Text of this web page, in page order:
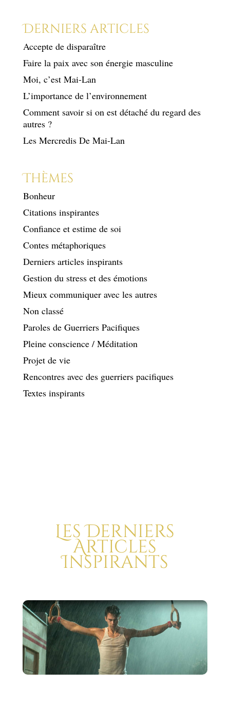
Derniers articles
Accepte de disparaître
Faire la paix avec son énergie masculine
Moi, c’est Mai-Lan
L’importance de l’environnement
Comment savoir si on est détaché du regard des
autres ?
Les Mercredis De Mai-Lan
Thèmes
Bonheur
Citations inspirantes
Confiance et estime de soi
Contes métaphoriques
Derniers articles inspirants
Gestion du stress et des émotions
Mieux communiquer avec les autres
Non classé
Paroles de Guerriers Pacifiques
Pleine conscience / Méditation
Projet de vie
Rencontres avec des guerriers pacifiques
Textes inspirants
Les Derniers
Articles
Inspirants